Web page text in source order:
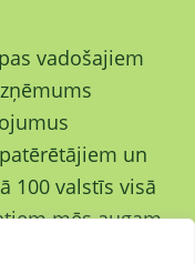
vadošajiem
un
100 valstīs visā
mēs augam